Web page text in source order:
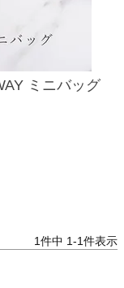
ミニバッグ
1件中 1-1件表示